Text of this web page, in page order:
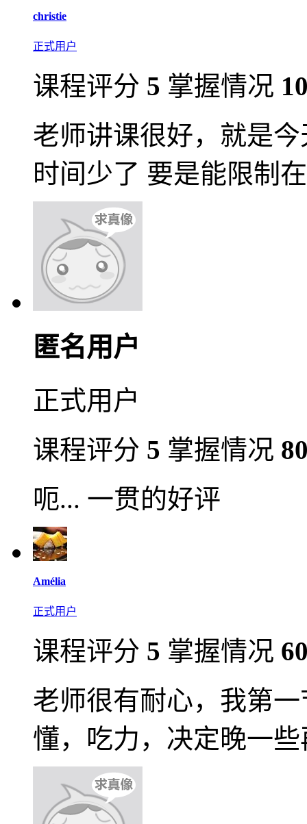
christie
正式用户
课程评分 5 掌握情况
老师讲课很好，就是
时间少了 要是能限制
匿名用户
正式用户
课程评分 5 掌握情况
呃... 一贯的好评
Amélia
正式用户
课程评分 5 掌握情况
老师很有耐心，我第
懂，吃力，决定晚一